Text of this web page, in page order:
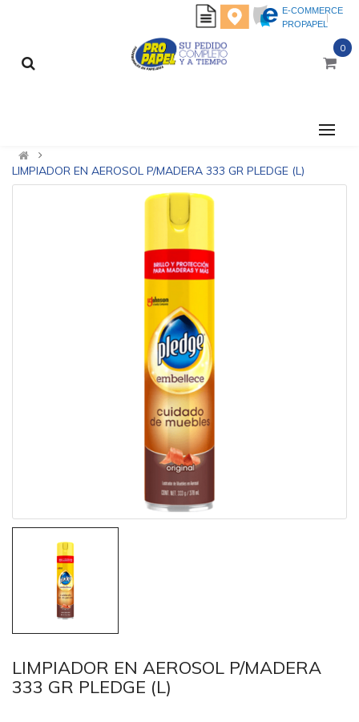
E-COMMERCE
PROPAPEL
0
LIMPIADOR EN AEROSOL P/MADERA 333 GR PLEDGE (L)
LIMPIADOR EN AEROSOL P/MADERA
333 GR PLEDGE (L)